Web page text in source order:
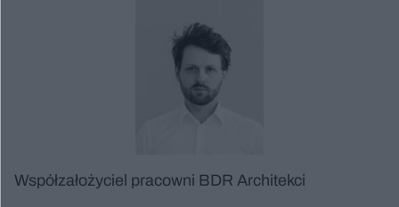
Współzałożyciel pracowni BDR Architekci